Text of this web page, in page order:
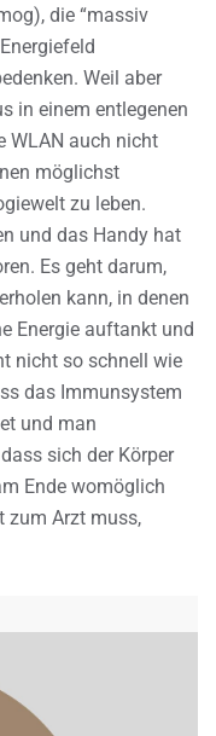
die “massiv
Weil aber
in einem entlegenen
WLAN auch nicht
möglichst
zu leben.
und das Handy hat
Es geht darum,
kann, in denen
Energie auftankt und
nicht so schnell wie
das Immunsystem
und man
sich der Körper
Ende womöglich
zum Arzt muss,